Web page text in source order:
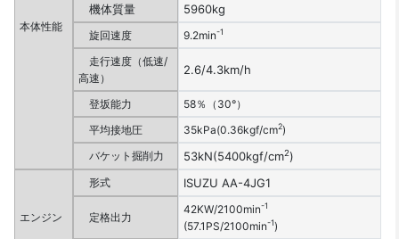
本体性能
機体質量
5960kg
旋回速度 9.2min-1
走行速度（低速/
高速）
2.6/4.3km/h
登坂能力
58％（30°）
平均接地圧
35kPa(0.36kgf/cm2)
バケット掘削力
53kN(5400kgf/cm2)
エンジン
形式 ISUZU AA-4JG1
定格出力
42KW/2100min-1
(57.1PS/2100min-1)